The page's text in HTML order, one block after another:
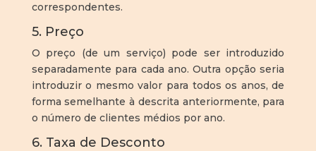
correspondentes.
5. Preço
O preço (de um serviço) pode ser introduzido
separadamente para cada ano. Outra opção seria
introduzir o mesmo valor para todos os anos, de
forma semelhante à descrita anteriormente, para
o número de clientes médios por ano.
6. Taxa de Desconto